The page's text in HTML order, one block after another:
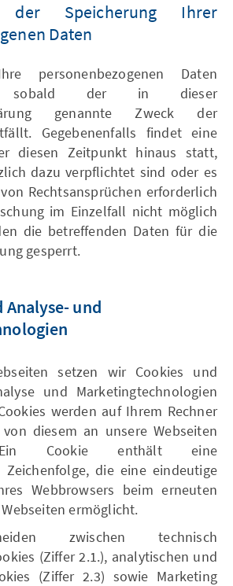
Speicherung Ihrer
Daten
personenbezogenen Daten
sobald der in dieser
genannte Zweck der
Gegebenenfalls findet eine
diesen Zeitpunkt hinaus statt,
dazu verpflichtet sind oder es
Rechtsansprüchen erforderlich
im Einzelfall nicht möglich
die betreffenden Daten für die
gesperrt.
Analyse- und
setzen wir Cookies und
und Marketingtechnologien
werden auf Ihrem Rechner
diesem an unsere Webseiten
Cookie enthält eine
Zeichenfolge, die eine eindeutige
Webbrowsers beim erneuten
ermöglicht.
zwischen technisch
(Ziffer 2.1.), analytischen und
(Ziffer 2.3) sowie Marketing